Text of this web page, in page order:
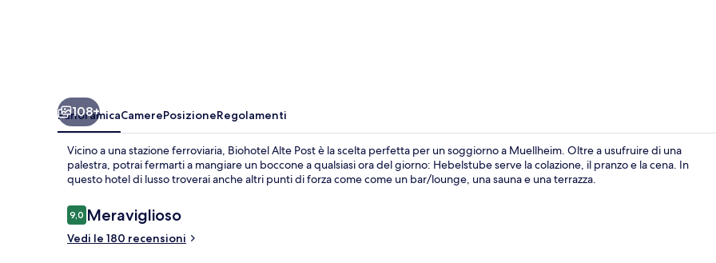
108+
PanoramicaCamerePosizioneRegolamenti
Vicino a una stazione ferroviaria, Biohotel Alte Post è la scelta perfetta per un soggiorno a Muellheim. Oltre a usufruire di una
palestra, potrai fermarti a mangiare un boccone a qualsiasi ora del giorno: Hebelstube serve la colazione, il pranzo e la cena. In
questo hotel di lusso troverai anche altri punti di forza come come un bar/lounge, una sauna e una terrazza.
Recensioni
9,09,0 su 10
Meraviglioso
Vedi le 180 recensioni